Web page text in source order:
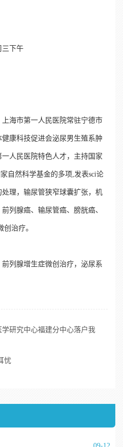
三下午
上海市第一人民医院常驻宁德市
康科技促进会泌尿男生殖系肿
人民医院特色人才，主持国家
自然科学基金的多项,发表sci论
理，输尿管狭窄球囊扩张，机
列腺癌、输尿管癌、膀胱癌、
治疗。
列腺增生症微创治疗，泌尿系
学研究中心福建分中心落户我
忧